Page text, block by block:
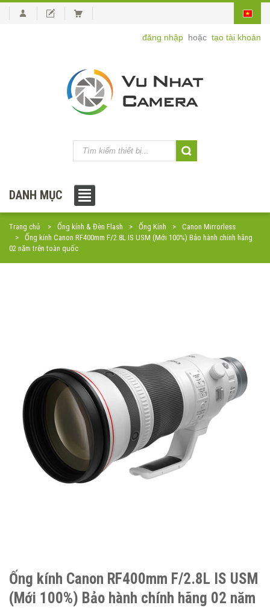
đăng nhập hoặc tạo tài khoản
DANH MỤC
Trang chủ Ống kính & Đèn Flash Ống Kính
Canon Mirrorless
Ống kính Canon RF400mm F/2.8L IS USM (Mới 100%) Bảo hành chính hãng
02 năm trên toàn quốc
Ống kính Canon RF400mm F/2.8L IS USM
(Mới 100%) Bảo hành chính hãng 02 năm